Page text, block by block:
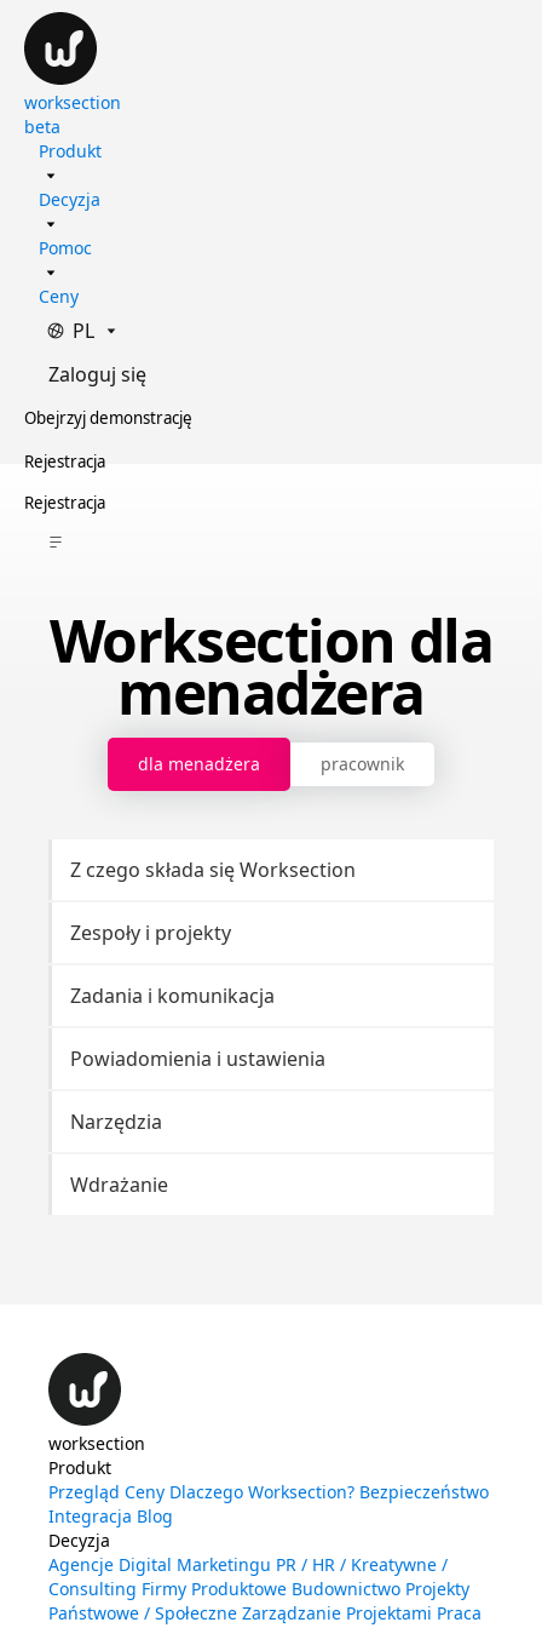
worksection
beta
Produkt
Decyzja
Pomoc
Ceny
PL
Zaloguj się
Obejrzyj demonstrację
Rejestracja
Rejestracja
Worksection dla
menadżera
dla menadżera pracownik
Z czego składa się Worksection
Zespoły i projekty
Zadania i komunikacja
Powiadomienia i ustawienia
Narzędzia
Wdrażanie
worksection
Produkt
Przegląd Ceny Dlaczego Worksection? Bezpieczeństwo
Integracja Blog
Decyzja
Agencje Digital Marketingu PR / HR / Kreatywne /
Consulting Firmy Produktowe Budownictwo Projekty
Państwowe / Społeczne Zarządzanie Projektami Praca